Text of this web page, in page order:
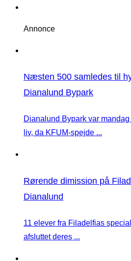
Annonce
Næsten 500 samledes til
Dianalund Bypark
Dianalund Bypark var
liv, da KFUM-spejde ...
Rørende dimission på
Dianalund
11 elever fra Filadelfias
afsluttet deres ...